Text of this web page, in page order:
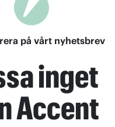
på vårt nyhetsbrev
inget
Accent